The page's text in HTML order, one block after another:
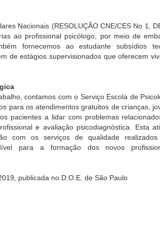
Nacionais (RESOLUÇÃO CNE/CES No 1,
ao profissional psicólogo, por meio de
fornecemos ao estudante subsídios
de estágios supervisionados que oferecem
contamos com o Serviço Escola de
para os atendimentos gratuitos de crianças,
pacientes a lidar com problemas
e avaliação psicodiagnóstica. Esta
os serviços de qualidade realizados
para a formação dos novos
publicada no D.O.E. de São Paulo